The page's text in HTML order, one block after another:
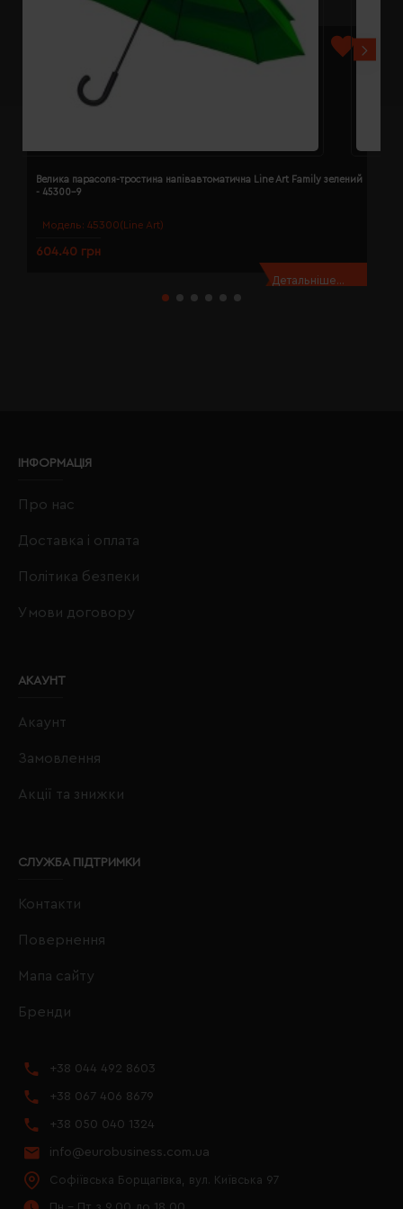
Модель: 45300(Line Art)
Велика парасоля-тростина напівавтоматична Line Art Family зелений
- 45300-9
604.40 грн
Детальніше...
ІНФОРМАЦІЯ
Про нас
Доставка і оплата
Політика безпеки
Умови договору
АКАУНТ
Акаунт
Замовлення
Акції та знижки
СЛУЖБА ПІДТРИМКИ
Контакти
Повернення
Мапа сайту
Бренди
+38 044 492 8603
+38 067 406 8679
+38 050 040 1324
info@eurobusiness.com.ua
Софіївська Борщагівка, вул. Київська 97